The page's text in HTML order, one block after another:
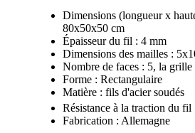
Dimensions (longueur x
80x50x50 cm
Épaisseur du fil : 4 mm
Dimensions des mailles :
Nombre de faces : 5, la grille
Forme : Rectangulaire
Matière : fils d'acier soudés
Résistance à la traction du
Fabrication : Allemagne